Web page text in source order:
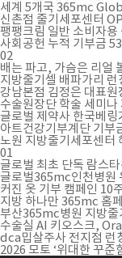
세계 5개국 365mc
신촌점 줄기세포센터
팽팽크림 일반 소비자용
사회공헌 누적 기부금
02
배는 파고, 가슴은 리얼
지방줄기셀 배파가리 런
강남본점 김정은 대표
수술원장단 학술 세미
글로벌 제약사 한국베
아트건강기부계단 기부
노원 지방줄기세포센터
01
글로벌 최초 단독 람스
글로벌365mc인천병원
커진 옷 기부 캠페인 10
지방 하나만 365mc 홈
부산365mc병원 지방줄
수술실 AI 키오스크,
dca밉살주사 전지점 런
2026 모토 ‘위대한 꾸준